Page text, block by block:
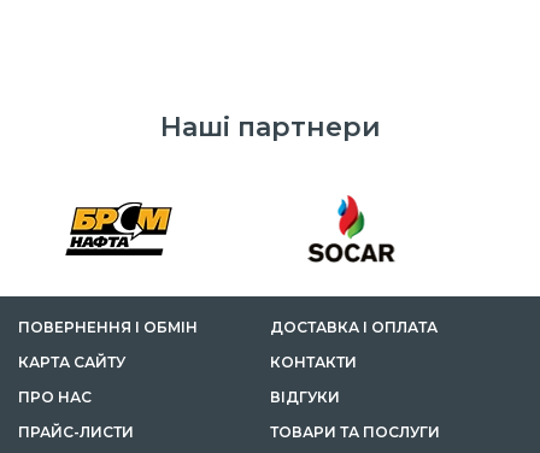
Наші партнери
ПОВЕРНЕННЯ І ОБМІН
ДОСТАВКА І ОПЛАТА
КАРТА САЙТУ
КОНТАКТИ
ПРО НАС
ВІДГУКИ
ПРАЙС-ЛИСТИ
ТОВАРИ ТА ПОСЛУГИ